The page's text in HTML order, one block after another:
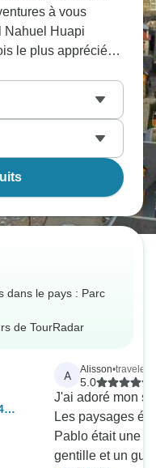
à vous
Nahuel Huapi
le plus apprécié
dire le mois qui
départs.
dans le pays : Parc
de TourRadar
A Alisson•traveled
5.0
J'ai adoré mon
Les paysages
Pablo était une
gentille et un